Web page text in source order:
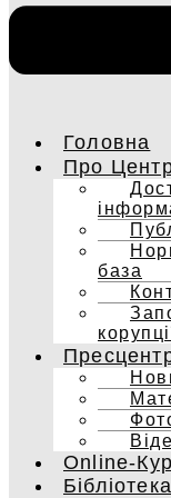
Головна
Про
база
Online-
Бібліотека